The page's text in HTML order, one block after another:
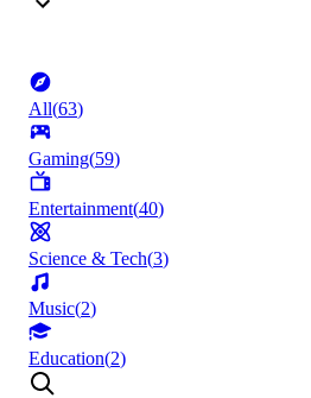
All(63)
Gaming(59)
Entertainment(40)
Science & Tech(3)
Music(2)
Education(2)